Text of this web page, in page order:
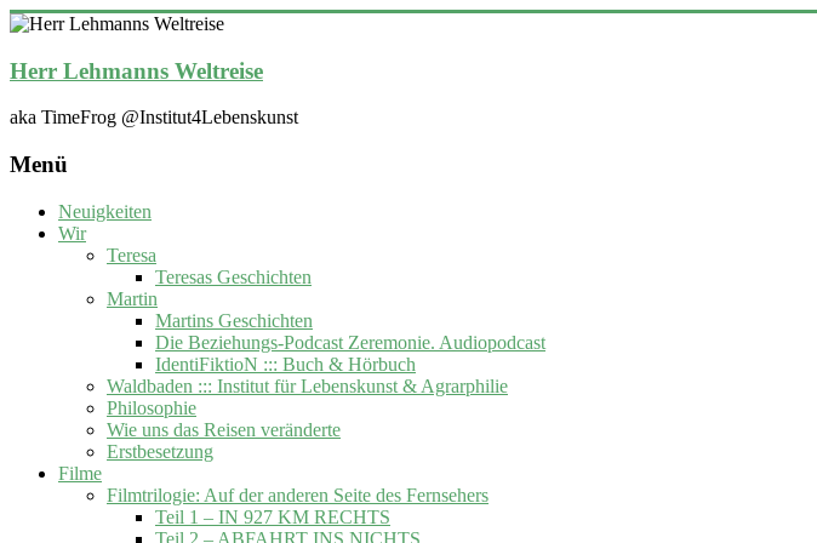
Zum
springen
Herr Lehmanns Weltreise
aka TimeFrog @Institut4Lebenskunst
Menü
Neuigkeiten
Wir
Teresa
Teresas Geschichten
Martin
Martins Geschichten
Die Beziehungs-Podcast Zeremonie. Audiopodcast
IdentiFiktioN ::: Buch & Hörbuch
Waldbaden ::: Institut für Lebenskunst & Agrarphilie
Philosophie
Wie uns das Reisen veränderte
Erstbesetzung
Filme
Filmtrilogie: Auf der anderen Seite des Fernsehers
Teil 1 – IN 927 KM RECHTS
Teil 2 – ABFAHRT INS NICHTS